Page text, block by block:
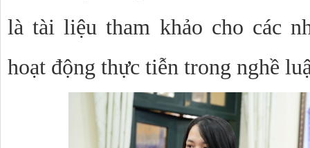
là tài liệu tham khảo cho các
hoạt động thực tiễn trong nghề